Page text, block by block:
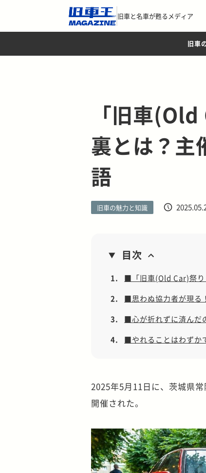
旧車と名車が甦るメディア
旧車
「旧車
裏とは？主
語
旧車の魅力と知識
目次
1.
■「旧車(Old Car)祭り
2.
■思わぬ協力者が現る！
3.
■心が折れずに済んだ
4.
■やれることはわずか
2025年5月11日に、茨城県
開催された。